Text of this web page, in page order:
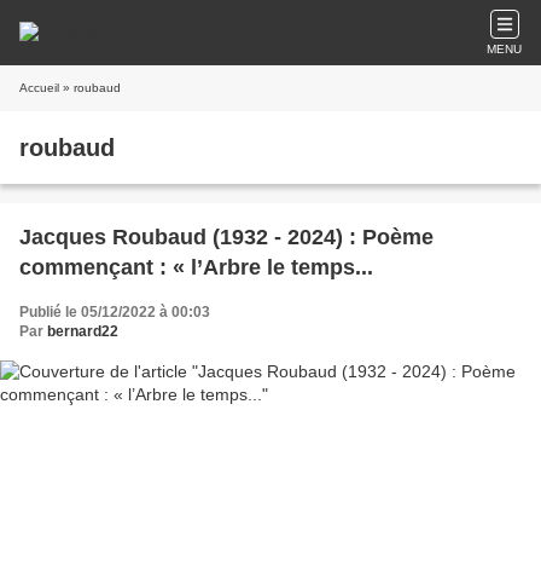
MENU
Accueil » roubaud
roubaud
Jacques Roubaud (1932 - 2024) : Poème
commençant : « l’Arbre le temps...
Publié le 05/12/2022 à 00:03
Par bernard22